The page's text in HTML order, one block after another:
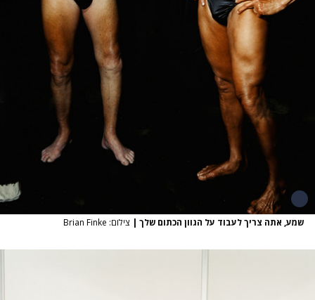
שמע, אתה צריך לעבוד על הגוון הכתום שלך | צילום: Brian Finke